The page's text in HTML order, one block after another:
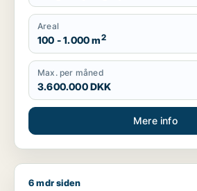
Areal
100 - 1.000 m2
Max. per måned
3.600.000 DKK
Mere info
Bmdcconsult@gmail.com søger
6 mdr siden